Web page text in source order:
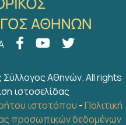
Αθηνών. All rights
ιστοσελίδας
ιστοτόπου -Πολιτική
προσωπικών δεδομένων